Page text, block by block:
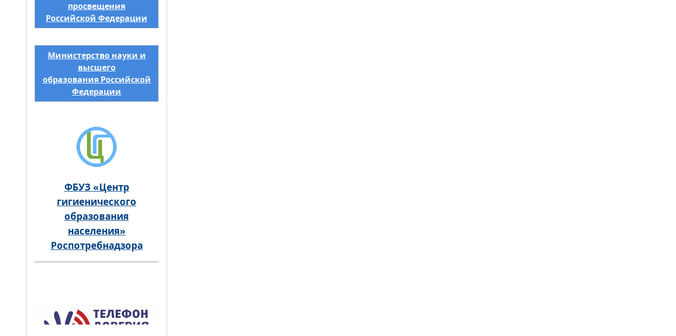
просвещения
Российской Федерации
Министерство науки и
высшего
образования Российской
Федерации
ФБУЗ «Центр
гигиенического
образования
населения»
Роспотребнадзора